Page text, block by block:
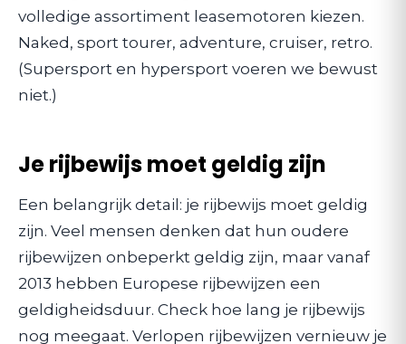
volledige assortiment leasemotoren kiezen.
Naked, sport tourer, adventure, cruiser, retro.
(Supersport en hypersport voeren we bewust
niet.)
Je rijbewijs moet geldig zijn
Een belangrijk detail: je rijbewijs moet geldig
zijn. Veel mensen denken dat hun oudere
rijbewijzen onbeperkt geldig zijn, maar vanaf
2013 hebben Europese rijbewijzen een
geldigheidsduur. Check hoe lang je rijbewijs
nog meegaat. Verlopen rijbewijzen vernieuw je